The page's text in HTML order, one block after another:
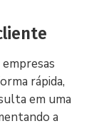
rápida,
em uma
a